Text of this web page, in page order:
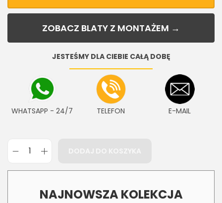
ZOBACZ BLATY Z MONTAŻEM →
JESTEŚMY DLA CIEBIE CAŁĄ DOBĘ
WHATSAPP - 24/7 TELEFON E-MAIL
NAJNOWSZA KOLEKCJA